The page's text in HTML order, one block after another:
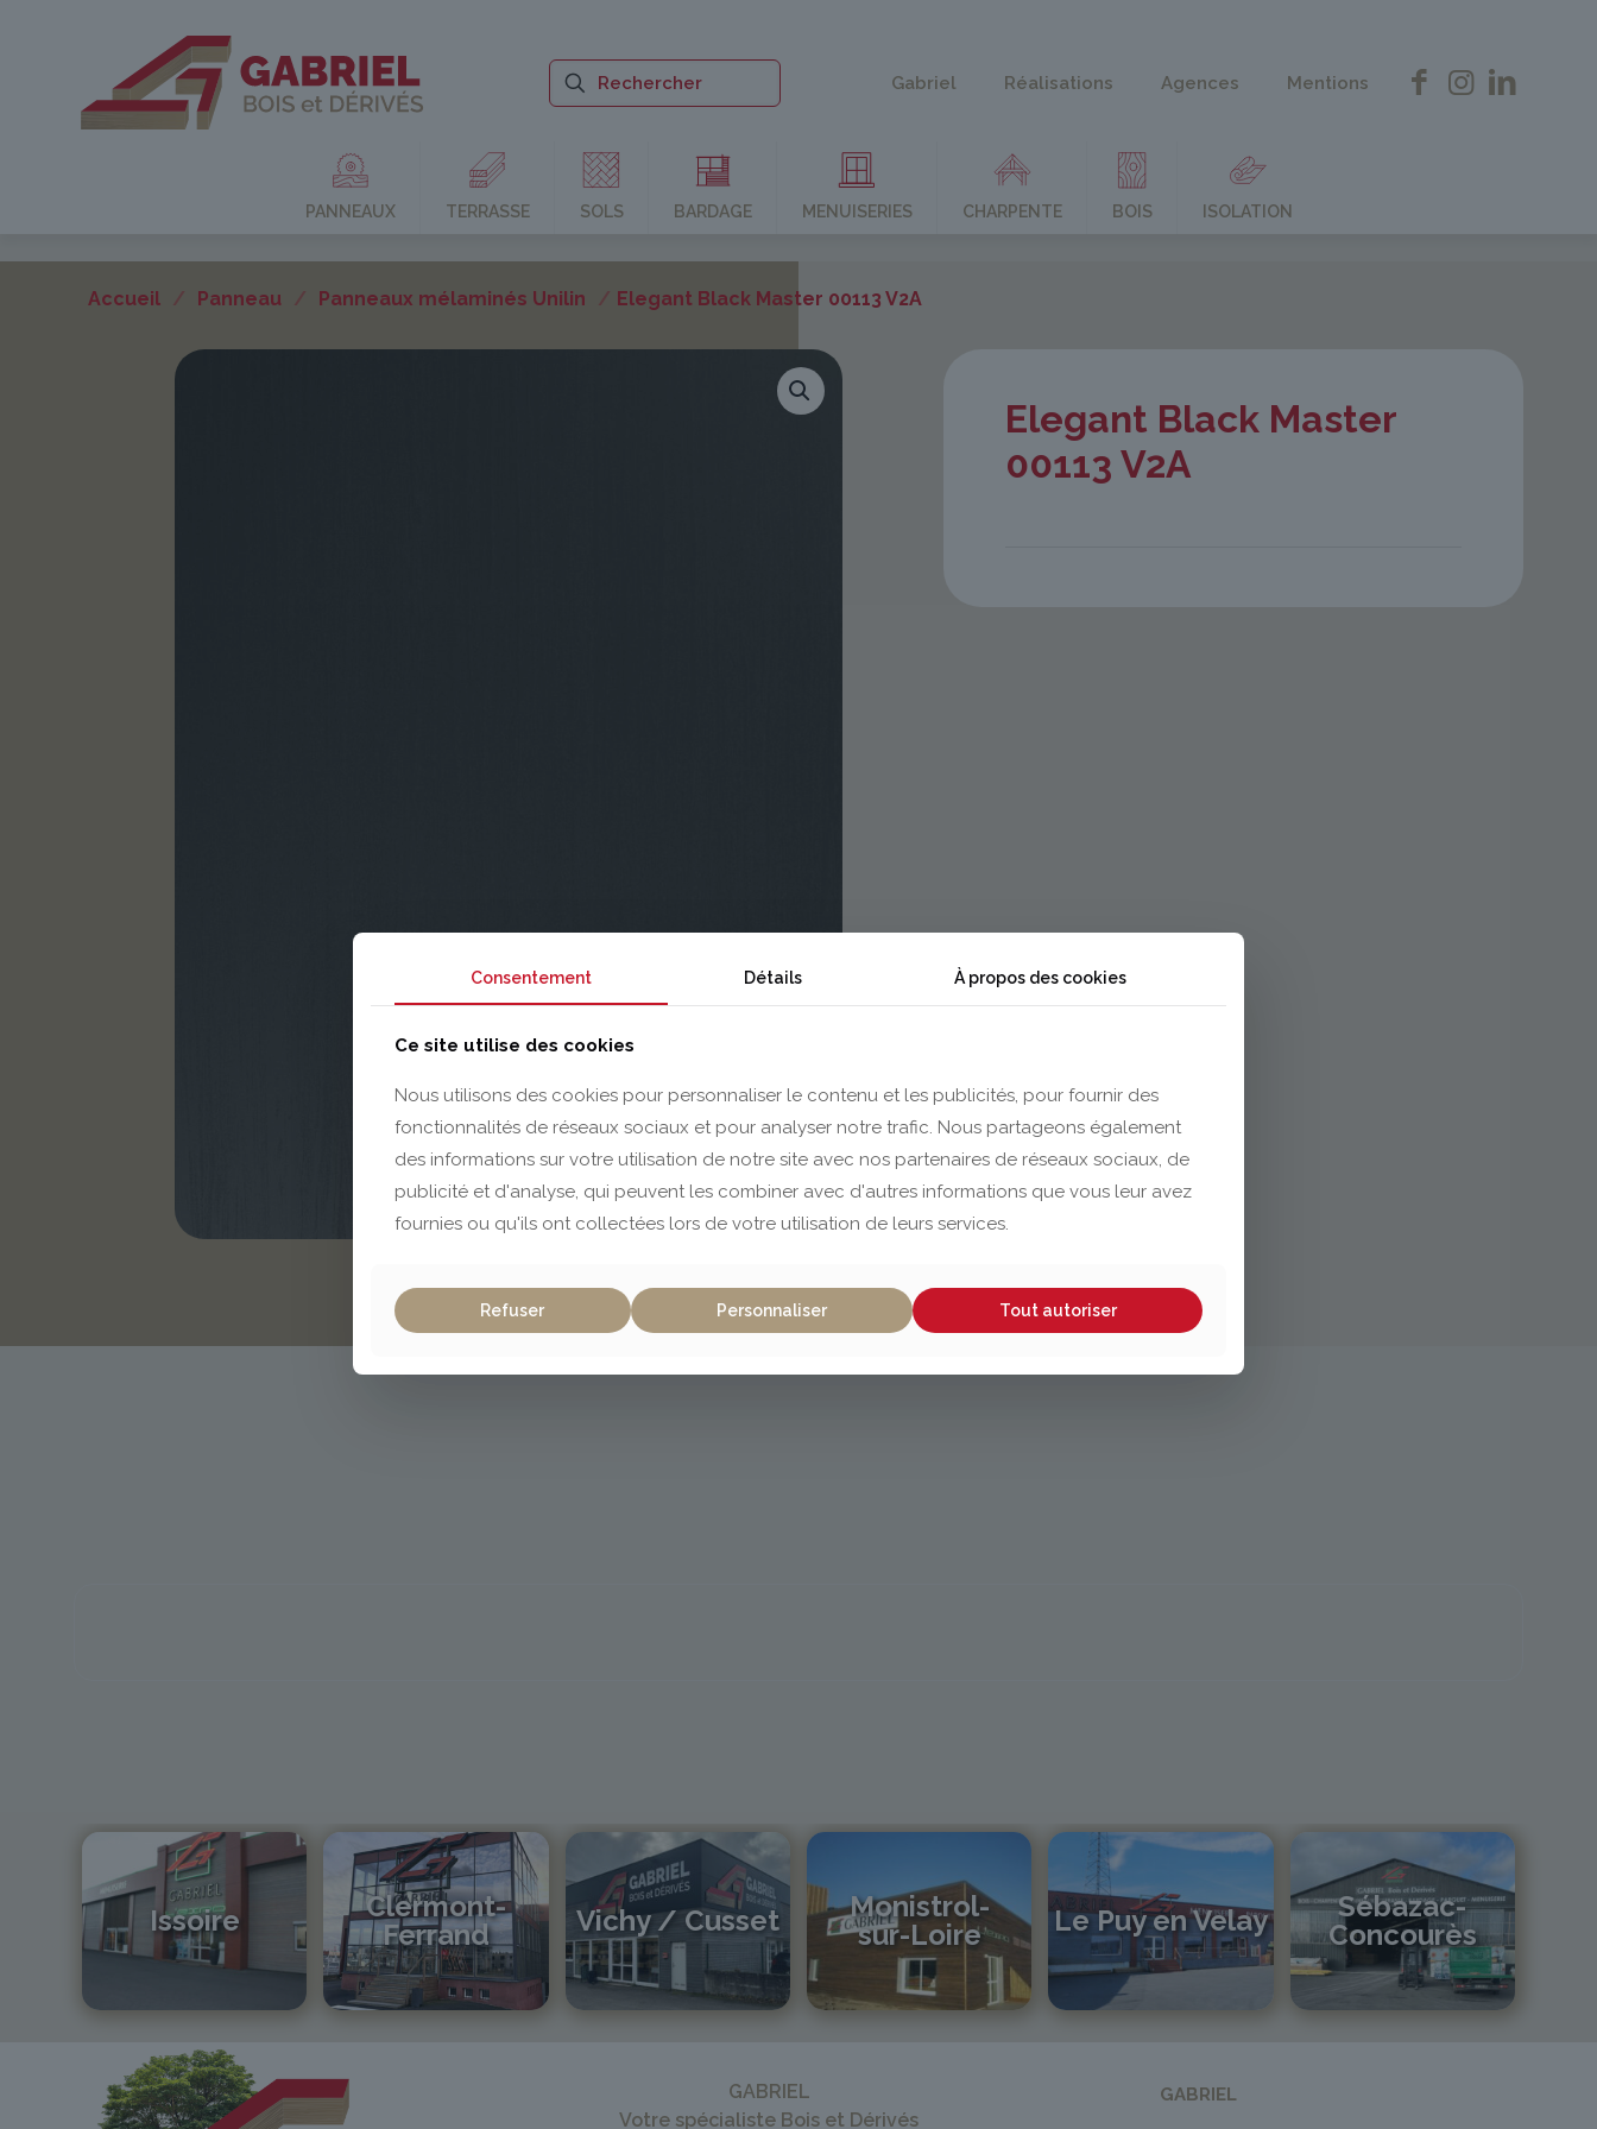
Gabriel Réalisations Agences Mentions
PANNEAUX TERRASSE SOLS BARDAGE MENUISERIES CHARPENTE BOIS ISOLATION
Accueil / Panneau / Panneaux mélaminés Unilin / Elegant Black Master 00113 V2A
Elegant Black Master
00113 V2A
Issoire
contact@gabriel-sa.fr
Clermont-
Ferrand
04 73 42 18 38
Vichy / Cusset
04 70 97 56 39
cusset@gabriel-sa.fr
Monistrol-
sur-Loire
04 71 61 01 86
Le Puy en Velay
04 71 01 13 30
lepuy@gabriel-sa.fr
Sébazac-
Concourès
GABRIEL
Votre spécialiste Bois et Dérivés
GABRIEL
Consentement Détails À propos des cookies
Ce site utilise des cookies
Nous utilisons des cookies pour personnaliser le contenu et les publicités, pour fournir des
fonctionnalités de réseaux sociaux et pour analyser notre trafic. Nous partageons également
des informations sur votre utilisation de notre site avec nos partenaires de réseaux sociaux, de
publicité et d'analyse, qui peuvent les combiner avec d'autres informations que vous leur avez
fournies ou qu'ils ont collectées lors de votre utilisation de leurs services.
Refuser Personnaliser Tout autoriser